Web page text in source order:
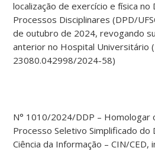
localização de exercício e física
Processos Disciplinares (DPD/
de outubro de 2024, revogando
anterior no Hospital Universitário
23080.042998/2024-58)
N° 1010/2024/DDP – Homologar
Processo Seletivo Simplificado
Ciência da Informação – CIN/CED,